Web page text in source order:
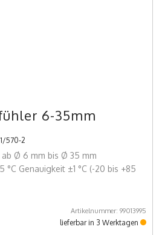
6-35mm
570-2
Ø 6 mm bis Ø 35 mm
°C Genauigkeit ±1 °C (-20 bis +85
Artikelnummer: 99013995
lieferbar in 3 Werktagen